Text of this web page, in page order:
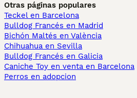
Otras páginas populares
Teckel en Barcelona
Bulldog Francés en Madrid
Bichón Maltés en València
Chihuahua en Sevilla
Bulldog Francés en Galicia
Caniche Toy en venta en Barcelona
Perros en adopcion